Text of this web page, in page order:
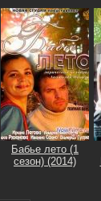
Бабье лето (1
сезон) (2014)